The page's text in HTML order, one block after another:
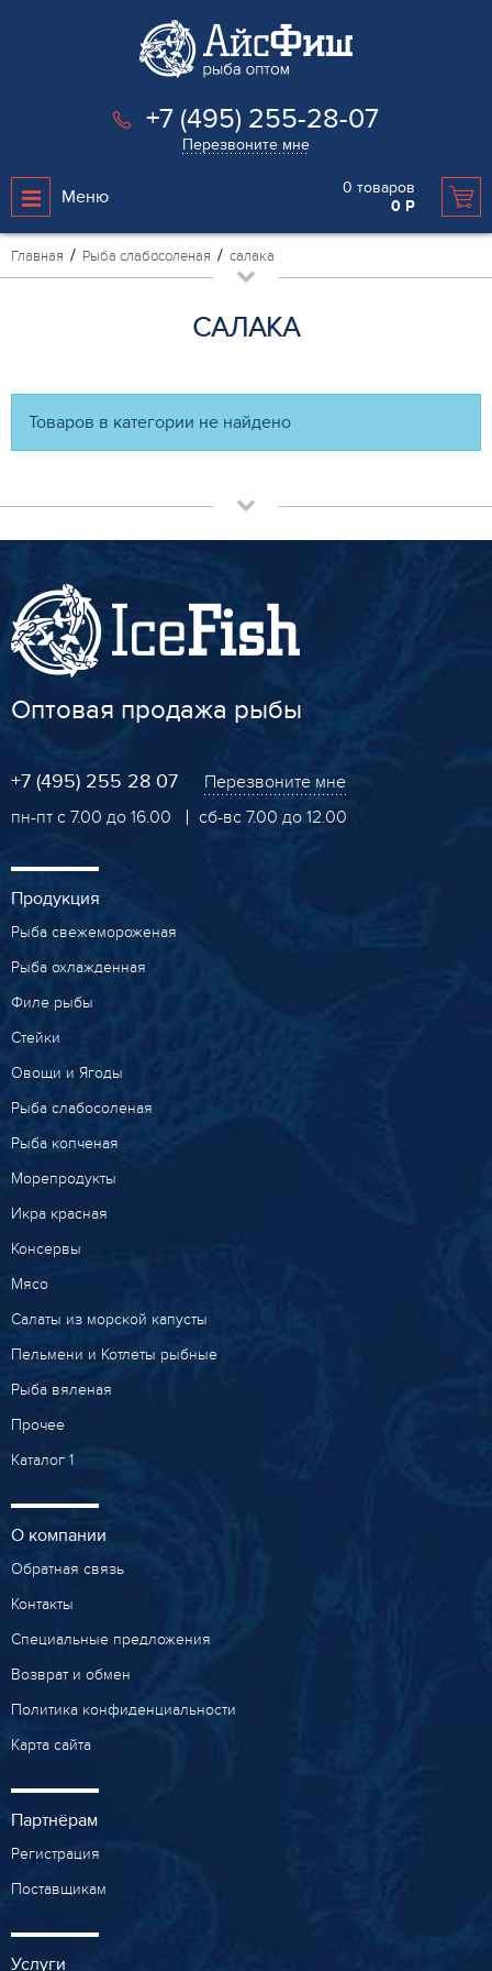
+7 (495) 255-28-07
Перезвоните мне
Меню 0 товаров
0 Р
Главная Рыба слабосоленая салака
САЛАКА
Товаров в категории не найдено
Оптовая продажа рыбы
+7 (495) 255 28 07
Перезвоните мне
пн-пт с 7.00 до 16.00
сб-вс 7.00 до 12.00
Продукция
Рыба свежемороженая
Рыба охлажденная
Филе рыбы
Стейки
Овощи и Ягоды
Рыба слабосоленая
Рыба копченая
Морепродукты
Икра красная
Консервы
Мясо
Салаты из морской капусты
Пельмени и Котлеты рыбные
Рыба вяленая
Прочее
Каталог 1
О компании
Обратная связь
Контакты
Специальные предложения
Возврат и обмен
Политика конфиденциальности
Карта сайта
Партнёрам
Регистрация
Поставщикам
Услуги